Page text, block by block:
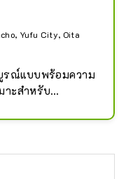
Yufu City, Oita
รณ์แบบพร้อมความ
าะสำหรับ
องครัว ห้องอาบน้ำ
สะดวกสบายกับสิ่ง